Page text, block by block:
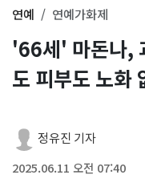
연예 연예가화제
'66세' 마돈나,
도 피부도 노화
정유진 기자
2025.06.11 오전 07:40